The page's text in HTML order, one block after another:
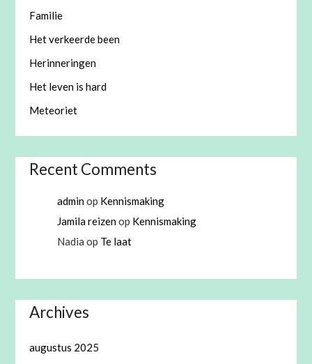
Familie
Het verkeerde been
Herinneringen
Het leven is hard
Meteoriet
Recent Comments
adminop Kennismaking
Jamila reizenop Kennismaking
Nadia op Te laat
Archives
augustus 2025